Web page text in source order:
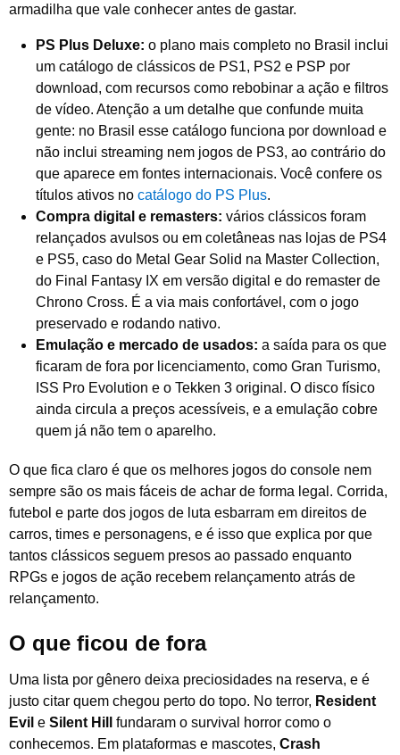
armadilha que vale conhecer antes de gastar.
PS Plus Deluxe: o plano mais completo no Brasil inclui
um catálogo de clássicos de PS1, PS2 e PSP por
download, com recursos como rebobinar a ação e filtros
de vídeo. Atenção a um detalhe que confunde muita
gente: no Brasil esse catálogo funciona por download e
não inclui streaming nem jogos de PS3, ao contrário do
que aparece em fontes internacionais. Você confere os
títulos ativos no catálogo do PS Plus.
Compra digital e remasters: vários clássicos foram
relançados avulsos ou em coletâneas nas lojas de PS4
e PS5, caso do Metal Gear Solid na Master Collection,
do Final Fantasy IX em versão digital e do remaster de
Chrono Cross. É a via mais confortável, com o jogo
preservado e rodando nativo.
Emulação e mercado de usados: a saída para os que
ficaram de fora por licenciamento, como Gran Turismo,
ISS Pro Evolution e o Tekken 3 original. O disco físico
ainda circula a preços acessíveis, e a emulação cobre
quem já não tem o aparelho.
O que fica claro é que os melhores jogos do console nem
sempre são os mais fáceis de achar de forma legal. Corrida,
futebol e parte dos jogos de luta esbarram em direitos de
carros, times e personagens, e é isso que explica por que
tantos clássicos seguem presos ao passado enquanto
RPGs e jogos de ação recebem relançamento atrás de
relançamento.
O que ficou de fora
Uma lista por gênero deixa preciosidades na reserva, e é
justo citar quem chegou perto do topo. No terror, Resident
Evil e Silent Hill
fundaram o survival horror como o
conhecemos. Em plataformas e mascotes, Crash